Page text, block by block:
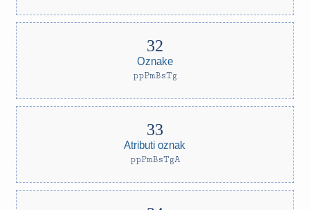
Oznake
ppPmBsTg
Atributi oznak
ppPmBsTgA